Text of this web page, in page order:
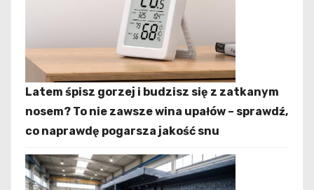
Latem śpisz gorzej i budzisz się z zatkanym
nosem? To nie zawsze wina upałów – sprawdź,
co naprawdę pogarsza jakość snu